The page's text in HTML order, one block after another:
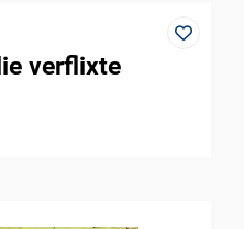
verflixte